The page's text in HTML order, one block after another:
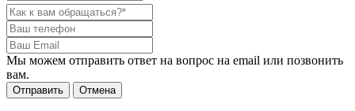
Мы можем отправить ответ на вопрос на email или позвонить
вам.
Отправить Отмена